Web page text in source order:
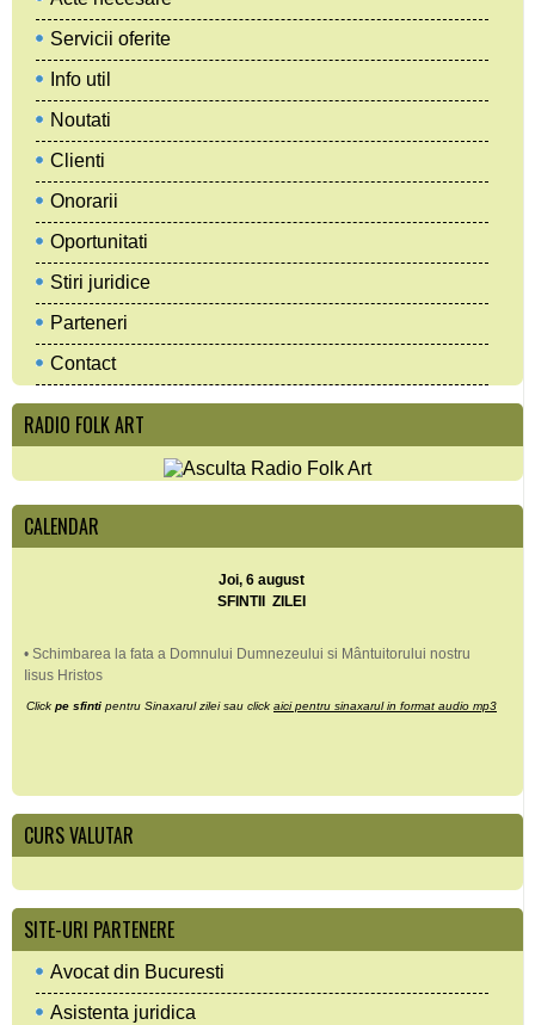
Servicii oferite
Info util
Noutati
Clienti
Onorarii
Oportunitati
Stiri juridice
Parteneri
Contact
RADIO FOLK ART
CALENDAR
Joi, 6 august
SFINTII ZILEI
• Schimbarea la fata a Domnului Dumnezeului si Mântuitorului nostru
Iisus Hristos
Click pe sfinti pentru Sinaxarul zilei sau click aici pentru sinaxarul in format audio mp3
CURS VALUTAR
SITE-URI PARTENERE
Avocat din Bucuresti
Asistenta juridica